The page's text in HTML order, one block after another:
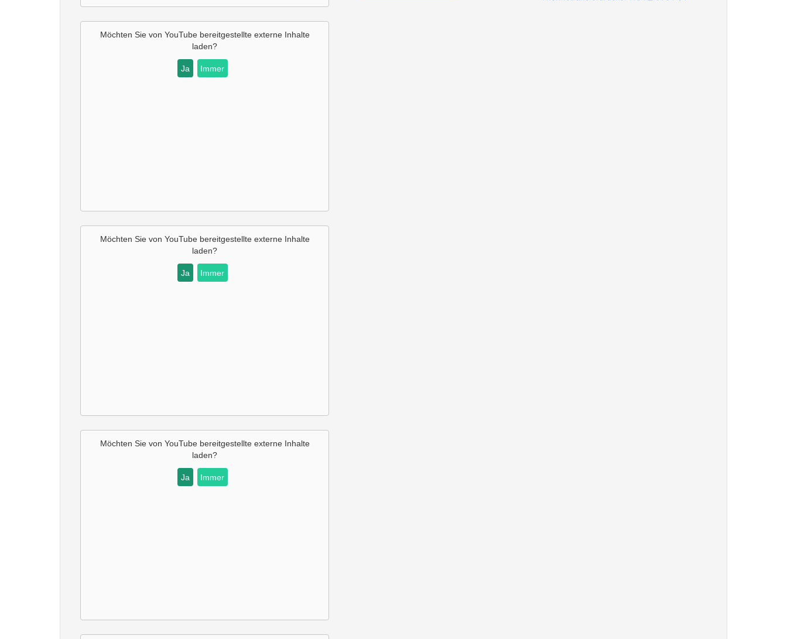
Möchten Sie von YouTube bereitgestellte externe Inhalte
laden?
Ja Immer
Möchten Sie von YouTube bereitgestellte externe Inhalte
laden?
Ja Immer
Möchten Sie von YouTube bereitgestellte externe Inhalte
laden?
Ja Immer